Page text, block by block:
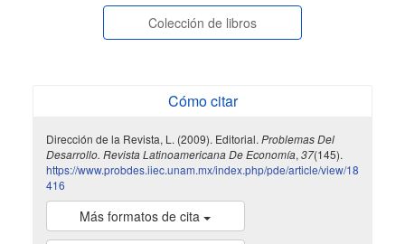
Colección de libros
Cómo citar
Dirección de la Revista, L. (2009). Editorial.Problemas Del
Desarrollo. Revista Latinoamericana De Economía,37(145).
https://www.probdes.iiec.unam.mx/index.php/pde/article/view/18
416
Más formatos de cita